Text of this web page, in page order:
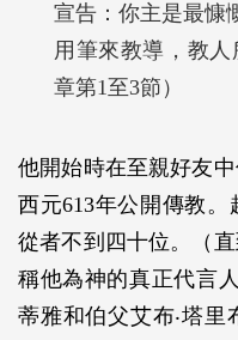
宣告：你主是最慷
用筆來教導，教
章第1至3節）
他開始時在至親好友
西元613年公開傳教
從者不到四十位。（
稱他為神的真正代言
蒂雅和伯父艾布‧塔